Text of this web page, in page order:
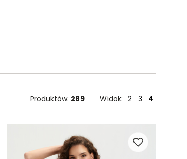
Produktów: 289 Widok: 2 3 4